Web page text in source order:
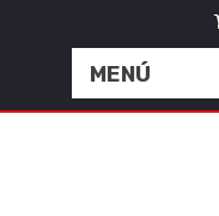
MENÚ